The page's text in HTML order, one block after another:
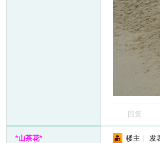
回复
*山茶花* 楼主 发